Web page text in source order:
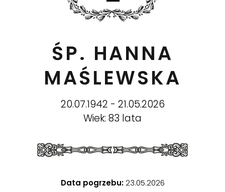
ŚP. HANNA
MAŚLEWSKA
20.07.1942 - 21.05.2026
Wiek: 83 lata
Data pogrzebu:23.05.2026